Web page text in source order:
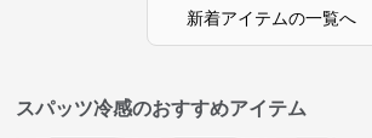
新着アイテムの一覧へ
スパッツ冷感のおすすめアイテム